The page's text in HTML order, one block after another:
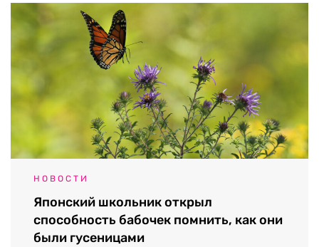
НОВОСТИ
Японский школьник открыл
способность бабочек помнить, как они
были гусеницами